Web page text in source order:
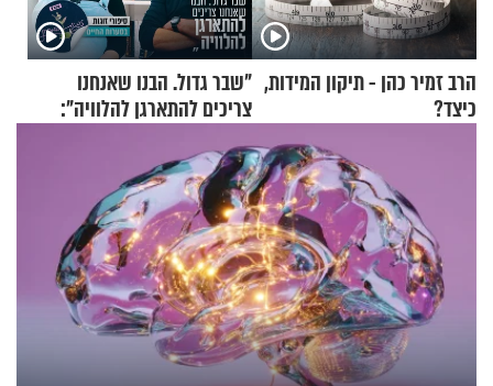
הרב זמיר כהן - תיקון המידות,
כיצד?
"שבר גדול. הבנו שאנחנו
צריכים להתארגן להלוויה":
וגד דנינו